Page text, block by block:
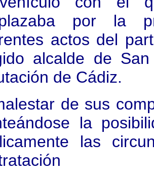
por la
actos del
alcalde de
de Cádiz.
de sus
la
las